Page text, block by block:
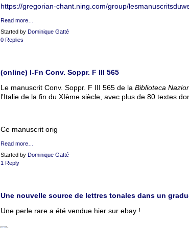
https://gregorian-chant.ning.com/group/
Read more…
Started by Dominique Gatté
0 Replies
(online) I-Fn Conv. Soppr. F III 565
Le manuscrit Conv. Soppr. F III 565 de la Biblioteca
l'Italie de la fin du XIème siècle, avec plus de 80 textes
Ce manuscrit orig
Read more…
Started by Dominique Gatté
1 Reply
Une nouvelle source de lettres tonales dans un
Une perle rare a été vendue hier sur ebay !